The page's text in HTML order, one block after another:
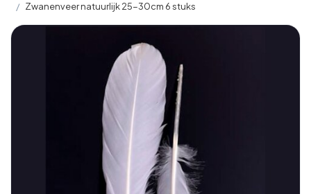
Zwanenveer natuurlijk 25-30cm 6 stuks